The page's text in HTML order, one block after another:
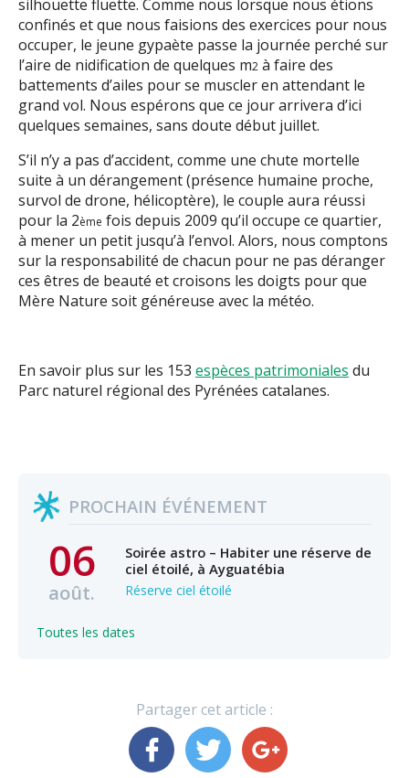
silhouette fluette. Comme nous lorsque nous étions
confinés et que nous faisions des exercices pour nous
occuper, le jeune gypaète passe la journée perché sur
l’aire de nidification de quelques m2 à faire des
battements d’ailes pour se muscler en attendant le
grand vol. Nous espérons que ce jour arrivera d’ici
quelques semaines, sans doute début juillet.
S’il n’y a pas d’accident, comme une chute mortelle
suite à un dérangement (présence humaine proche,
survol de drone, hélicoptère), le couple aura réussi
pour la 2ème fois depuis 2009 qu’il occupe ce quartier,
à mener un petit jusqu’à l’envol. Alors, nous comptons
sur la responsabilité de chacun pour ne pas déranger
ces êtres de beauté et croisons les doigts pour que
Mère Nature soit généreuse avec la météo.
En savoir plus sur les 153 espèces patrimoniales du
Parc naturel régional des Pyrénées catalanes.
PROCHAIN ÉVÉNEMENT
06
août.
Soirée astro – Habiter une réserve de
ciel étoilé, à Ayguatébia
Réserve ciel étoilé
Toutes les dates
Partager cet article :